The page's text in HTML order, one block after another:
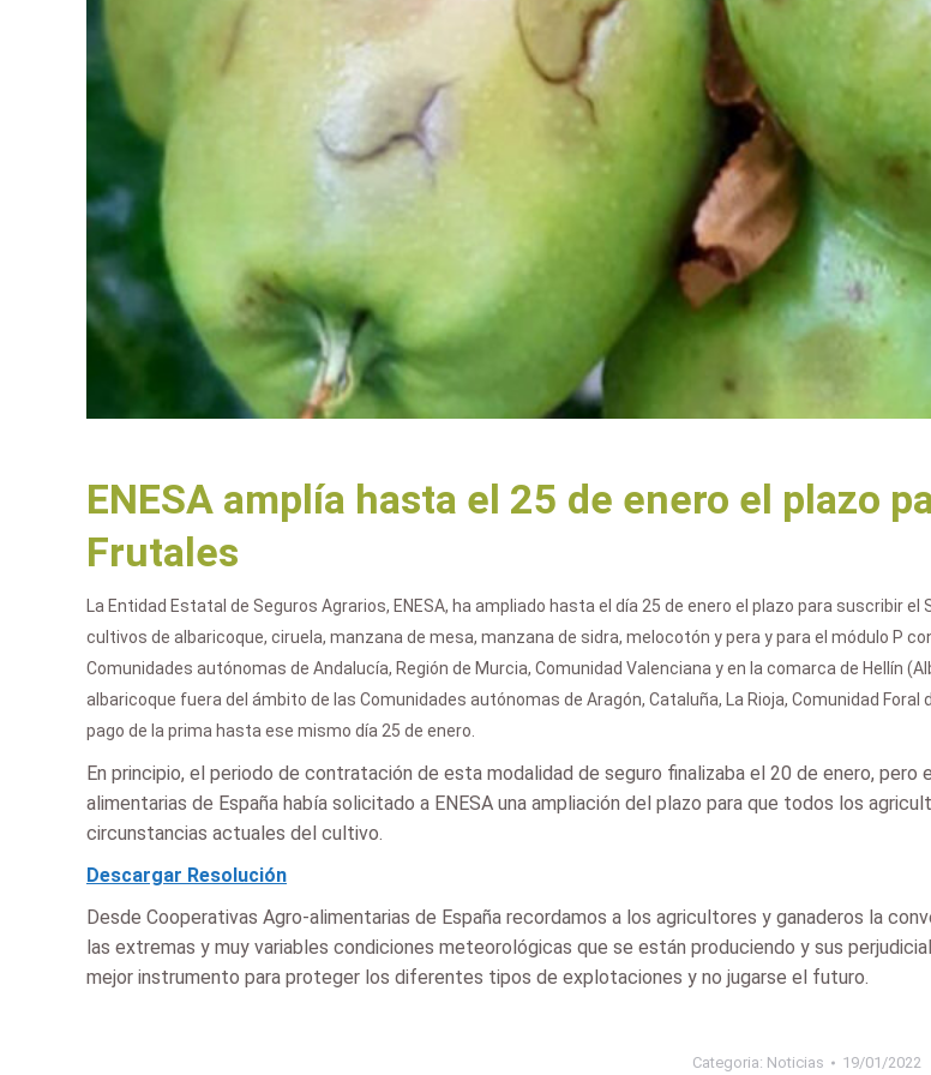
ENESA amplía hasta el 25 de enero el plazo
Frutales
La Entidad Estatal de Seguros Agrarios, ENESA, ha ampliado hasta el día 25 de enero el plazo para suscribir
cultivos de albaricoque, ciruela, manzana de mesa, manzana de sidra, melocotón y pera y para el módulo P
Comunidades autónomas de Andalucía, Región de Murcia, Comunidad Valenciana y en la comarca de Hellín
albaricoque fuera del ámbito de las Comunidades autónomas de Aragón, Cataluña, La Rioja, Comunidad
pago de la prima hasta ese mismo día 25 de enero.
En principio, el periodo de contratación de esta modalidad de seguro finalizaba el 20 de enero,
alimentarias de España había solicitado a ENESA una ampliación del plazo para que todos los
circunstancias actuales del cultivo.
Descargar Resolución
Desde Cooperativas Agro-alimentarias de España recordamos a los agricultores y ganaderos la
las extremas y muy variables condiciones meteorológicas que se están produciendo y sus
mejor instrumento para proteger los diferentes tipos de explotaciones y no jugarse el futuro.
Categoria: Noticias 19/01/2022